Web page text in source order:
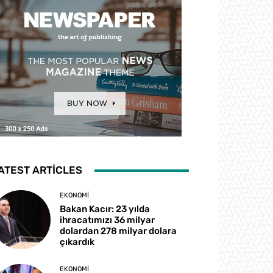
ARTICLES
EKONOMI
Bakan Kacır: 23 yılda
ihracatımızı 36 milyar
dolardan 278 milyar dolara
çıkardık
EKONOMI